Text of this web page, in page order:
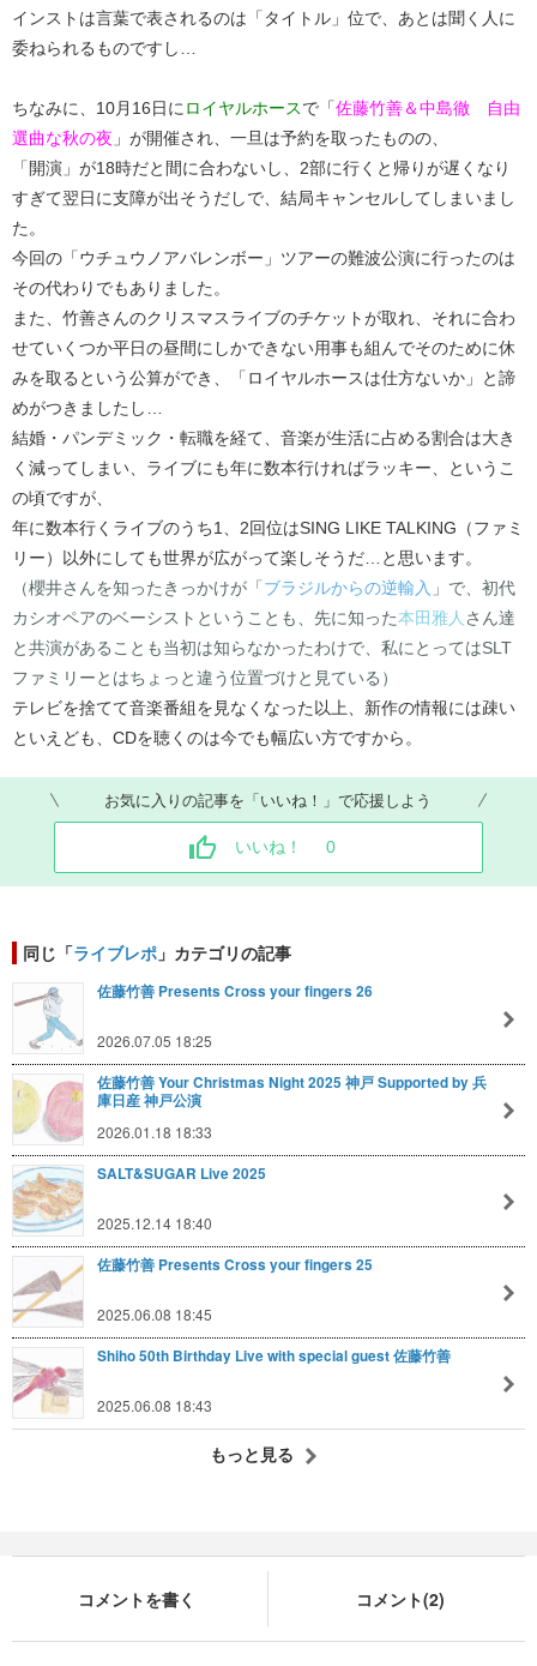
インストは言葉で表されるのは「タイトル」位で、あとは聞く人に
委ねられるものですし…
ちなみに、10月16日に ロイヤルホースで「佐藤竹善＆中島徹 自由
選曲な秋の夜 」が開催され、一旦は予約を取ったものの、
「開演」が18時だと間に合わないし、2部に行くと帰りが遅くなり
すぎて翌日に支障が出そうだしで、結局キャンセルしてしまいまし
た。
今回の「ウチュウノアバレンボー」ツアーの難波公演に行ったのは
その代わりでもありました。
また、竹善さんのクリスマスライブのチケットが取れ、それに合わ
せていくつか平日の昼間にしかできない用事も組んでそのために休
みを取るという公算ができ、「ロイヤルホースは仕方ないか」と諦
めがつきましたし…
結婚・パンデミック・転職を経て、音楽が生活に占める割合は大き
く減ってしまい、ライブにも年に数本行ければラッキー、というこ
の頃ですが、
年に数本行くライブのうち1、2回位はSING LIKE TALKING（ファミ
リー）以外にしても世界が広がって楽しそうだ…と思います。
（櫻井さんを知ったきっかけが「 ブラジルからの逆輸入 」で、初代
カシオペアのベーシストということも、先に知った本田雅人 さん達
と共演があることも当初は知らなかったわけで、私にとってはSLT
ファミリーとはちょっと違う位置づけと見ている）
テレビを捨てて音楽番組を見なくなった以上、新作の情報には疎い
といえども、CDを聴くのは今でも幅広い方ですから。
お気に入りの記事を「いいね！」で応援しよう
いいね！ 0
同じ「ライブレポ 」カテゴリの記事
佐藤竹善 Presents Cross your fingers 26
2026.07.05 18:25
佐藤竹善 Your Christmas Night 2025 神戸 Supported by 兵
庫日産 神戸公演
2026.01.18 18:33
SALT&SUGAR Live 2025
2025.12.14 18:40
佐藤竹善 Presents Cross your fingers 25
2025.06.08 18:45
Shiho 50th Birthday Live with special guest 佐藤竹善
2025.06.08 18:43
もっと見る
コメントを書く コメント(2)